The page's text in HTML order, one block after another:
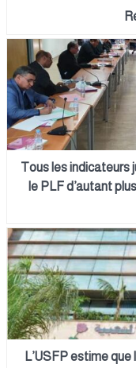
Tous les
le PLF d’autant
L’USFP estime